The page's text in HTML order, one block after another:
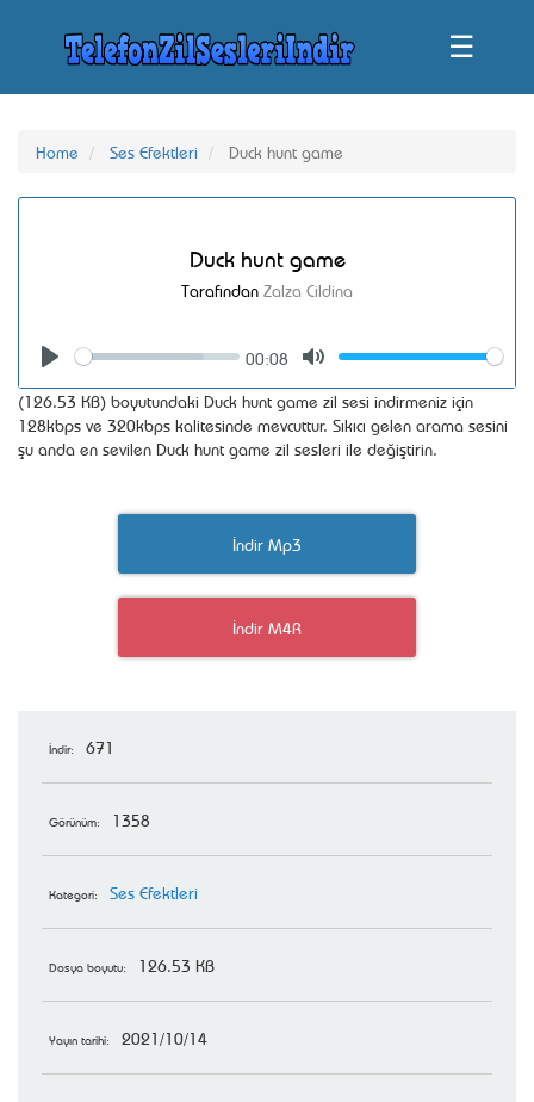
☰
Home Ses Efektleri Duck hunt game
Duck hunt game
Tarafından Zalza Cildina
Seek
00:08
Volume
(126.53 KB) boyutundaki Duck hunt game zil sesi indirmeniz için
128kbps ve 320kbps kalitesinde mevcuttur. Sıkıcı gelen arama sesini
şu anda en sevilen Duck hunt game zil sesleri ile değiştirin.
İndir Mp3
İndir M4R
İndir: 671
Görünüm: 1358
Kategori: Ses Efektleri
Dosya boyutu: 126.53 KB
Yayın tarihi: 2021/10/14